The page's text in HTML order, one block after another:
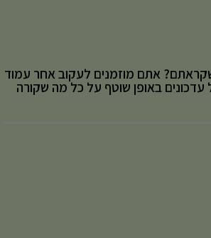
אתם מוזמנים לעקוב אחר עמוד
עדכונים באופן שוטף על כל מה שקורה